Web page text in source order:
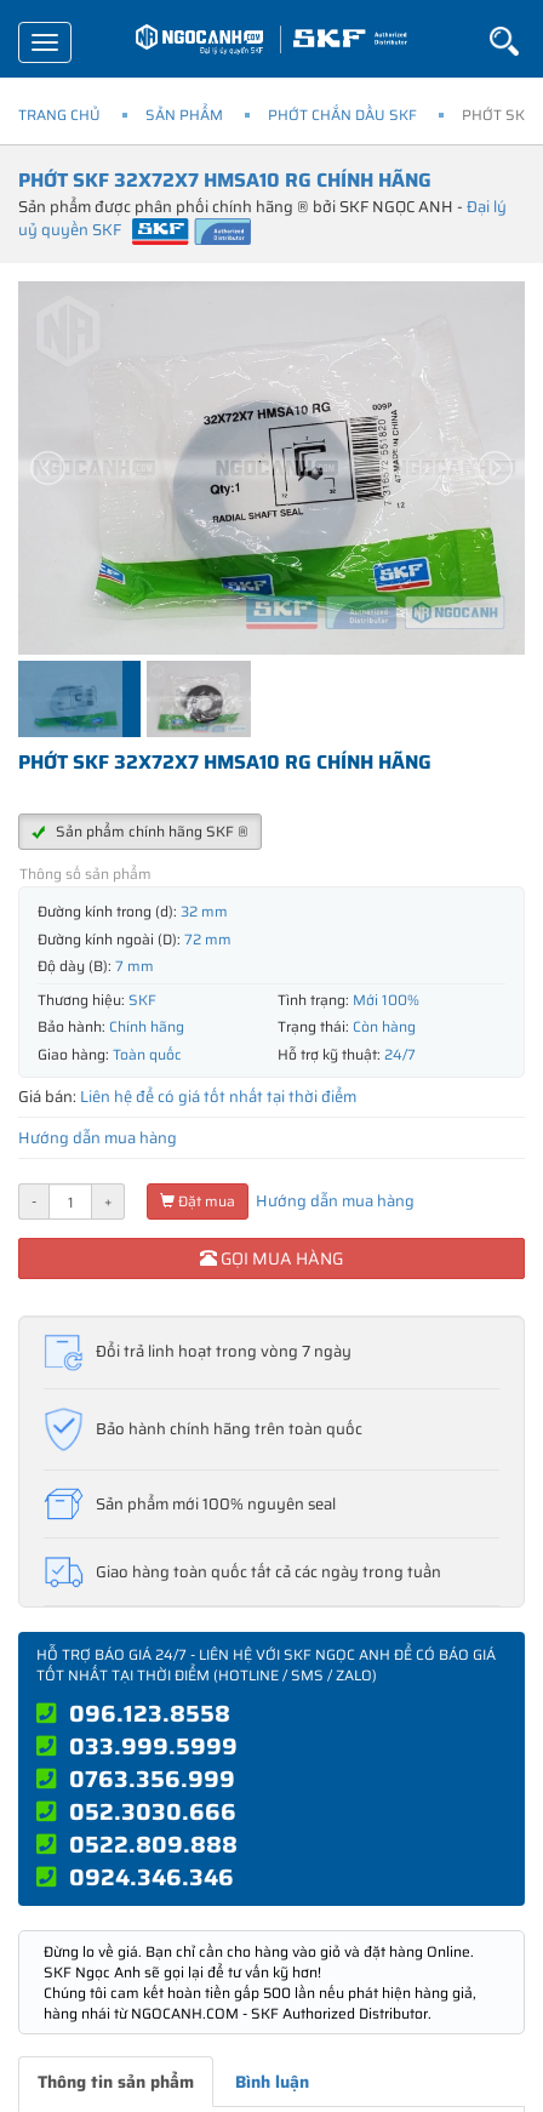
Toggle
navigation
TRANG CHỦ SẢN PHẨM PHỚT CHẮN DẦU SKF PHỚT SKF
PHỚT SKF 32X72X7 HMSA10 RG CHÍNH HÃNG
Sản phẩm được phân phối chính hãng ® bởi SKF NGỌC ANH -Đại lý
uỷ quyền SKF
PHỚT SKF 32X72X7 HMSA10 RG CHÍNH HÃNG
Sản phẩm chính hãng SKF ®
Thông số sản phẩm
Đường kính trong (d): 32 mm
Đường kính ngoài (D): 72 mm
Độ dày (B): 7 mm
Thương hiệu: SKF Tình trạng: Mới 100%
Bảo hành: Chính hãng Trạng thái: Còn hàng
Giao hàng: Toàn quốc Hỗ trợ kỹ thuật: 24/7
Giá bán: Liên hệ để có giá tốt nhất tại thời điểm
Hướng dẫn mua hàng
- + Đặt mua Hướng dẫn mua hàng
GỌI MUA HÀNG
Đổi trả linh hoạt trong vòng 7 ngày
Bảo hành chính hãng trên toàn quốc
Sản phẩm mới 100% nguyên seal
Giao hàng toàn quốc tất cả các ngày trong tuần
HỖ TRỢ BÁO GIÁ 24/7 - LIÊN HỆ VỚI SKF NGỌC ANH ĐỂ CÓ BÁO GIÁ
TỐT NHẤT TẠI THỜI ĐIỂM (HOTLINE / SMS / ZALO)
096.123.8558
033.999.5999
0763.356.999
052.3030.666
0522.809.888
0924.346.346
Đừng lo về giá. Bạn chỉ cần cho hàng vào giỏ và đặt hàng Online.
SKF Ngọc Anh sẽ gọi lại để tư vấn kỹ hơn!
Chúng tôi cam kết hoàn tiền gấp 500 lần nếu phát hiện hàng giả,
hàng nhái từ NGOCANH.COM - SKF Authorized Distributor.
Thông tin sản phẩm Bình luận